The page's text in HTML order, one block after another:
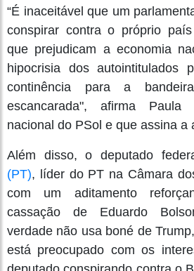
“É inaceitável que um
conspirar contra o próprio
que prejudicam a economia
hipocrisia dos autointitulados
continência para a
escancarada", afirma Paula
nacional do PSol e que assina a
Além disso, o deputado
(PT), líder do PT na Câmara
com um aditamento
cassação de Eduardo
verdade não usa boné de
está preocupado com os